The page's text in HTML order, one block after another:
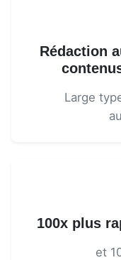
Rédaction
Large
100x plus
et